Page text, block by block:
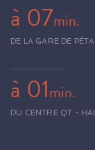
à 07min.
DE LA GARE DE
à 01min.
DU CENTRE QT -